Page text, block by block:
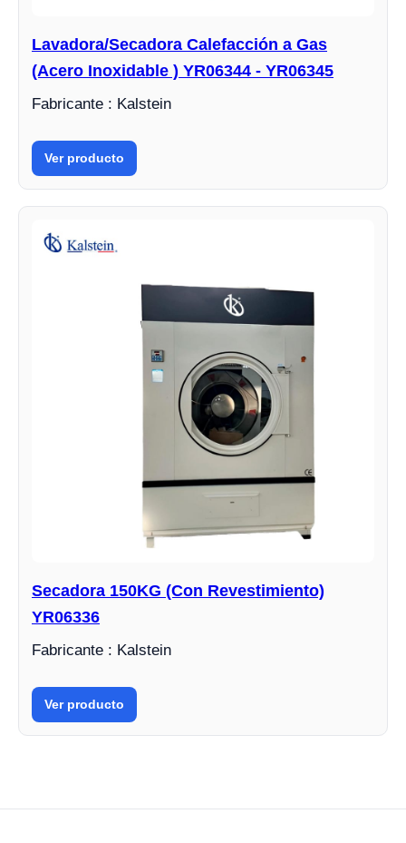
Lavadora/Secadora Calefacción a Gas
(Acero Inoxidable ) YR06344 - YR06345
Fabricante : Kalstein
Ver producto
Secadora 150KG (Con Revestimiento)
YR06336
Fabricante : Kalstein
Ver producto